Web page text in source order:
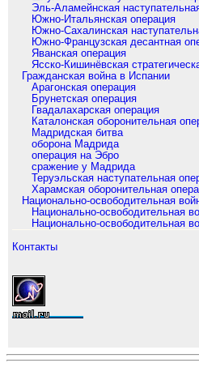
Эль-Аламейнская
Южно-Итальянская операция
Южно-Сахалинская
Южно-Французская десантная
Яванская операция
Ясско-Кишинёвская
Гражданская война в Испании
Арагонская операция
Брунетская операция
Гвадалахарская операция
Каталонская оборонительная
Мадридская битва
оборона Мадрида
операция на Эбро
сражение у Мадрида
Теруэльская наступательная
Харамская оборонительная
Национально-освободительная
Национально-освободительная
Национально-освободительная
Контакты